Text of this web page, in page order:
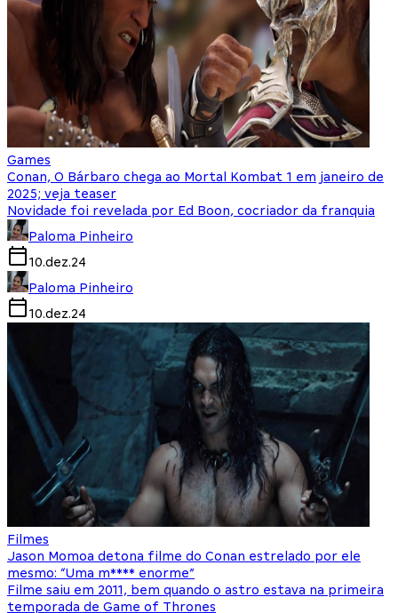
Games
Conan, O Bárbaro chega ao Mortal Kombat 1 em janeiro de
2025; veja teaser
Novidade foi revelada por Ed Boon, cocriador da franquia
Paloma Pinheiro
10.dez.24
Paloma Pinheiro
10.dez.24
Filmes
Jason Momoa detona filme do Conan estrelado por ele
mesmo: “Uma m**** enorme”
Filme saiu em 2011, bem quando o astro estava na primeira
temporada de Game of Thrones